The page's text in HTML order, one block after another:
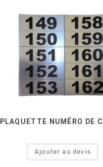
PLAQUETTE NUMÉRO DE
Ajouter au devis